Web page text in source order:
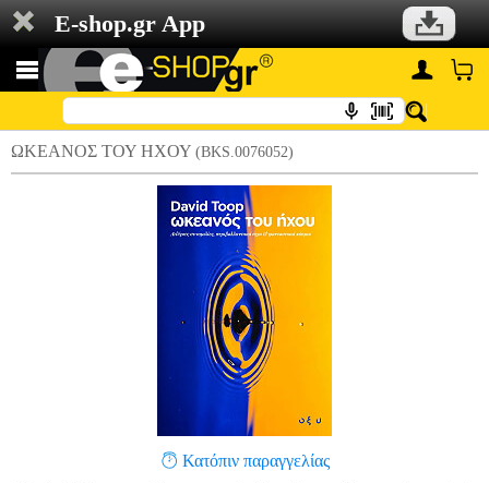
E-shop.gr App
ΩΚΕΑΝΟΣ ΤΟΥ ΗΧΟΥ (BKS.0076052)
Κατόπιν παραγγελίας